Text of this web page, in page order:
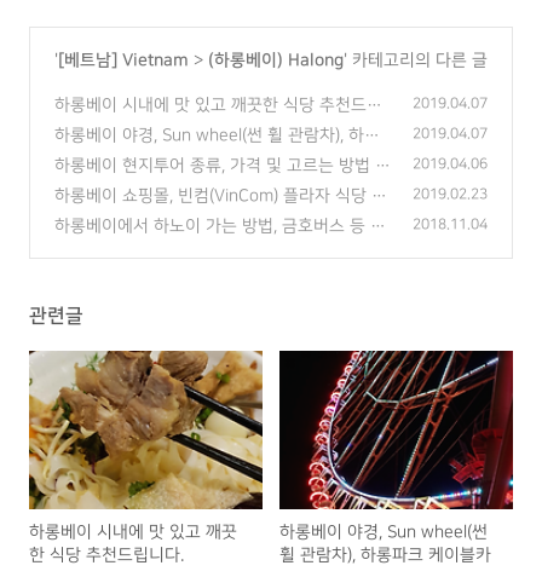
'[베트남] Vietnam > (하롱베이) Halong' 카테고리의 다른 글
하롱베이 시내에 맛 있고 깨끗한 식당 추천드립
니다.
(0)
2019.04.07
하롱베이 야경, Sun wheel(썬 휠 관람차), 하롱
파크 케이블카
(0)
2019.04.07
하롱베이 현지투어 종류, 가격 및 고르는 방법 -
베트남 자연 여행
(0)
2019.04.06
하롱베이 쇼핑몰, 빈컴(VinCom) 플라자 식당 무
난하고 깔끔해서 추천합니다ㅎ
(0)
2019.02.23
하롱베이에서 하노이 가는 방법, 금호버스 등 -
2018.11.04
관련글
하롱베이 시내에 맛 있고 깨끗
한 식당 추천드립니다.
하롱베이 야경, Sun wheel(썬
휠 관람차), 하롱파크 케이블카